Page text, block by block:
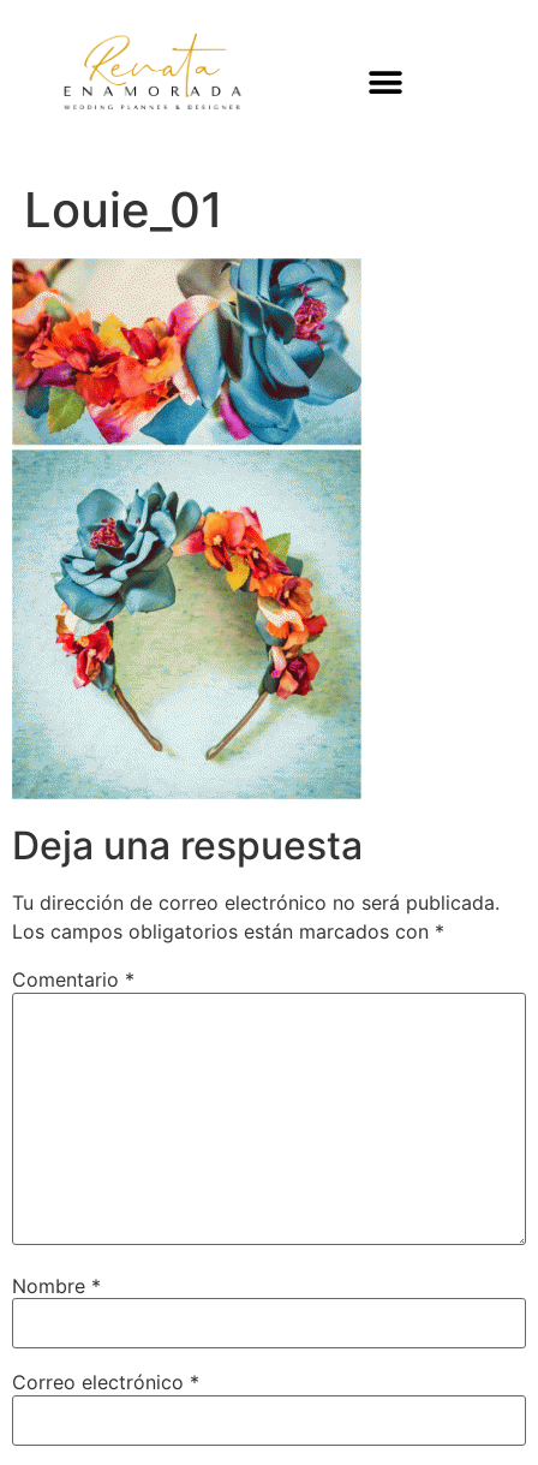
Louie_01
Deja una respuesta
Tu dirección de correo electrónico no será publicada.
Los campos obligatorios están marcados con *
Comentario *
Nombre *
Correo electrónico *